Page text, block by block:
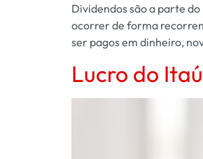
Dividendos são a parte
ocorrer de forma
ser pagos em dinheiro,
Lucro do